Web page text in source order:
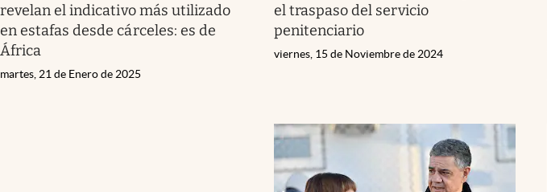
revelan el indicativo más utilizado
en estafas desde cárceles: es de
África
martes, 21 de Enero de 2025
el traspaso del servicio
penitenciario
viernes, 15 de Noviembre de 2024